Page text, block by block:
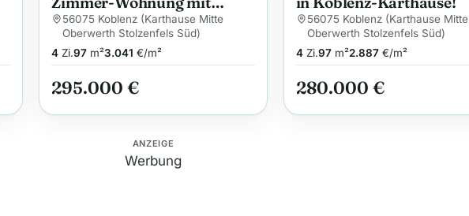
Balkon und
Tiefgaragenstellplatz!
56075 Koblenz (Karthause Mitte
Oberwerth Stolzenfels Süd)
4 Zi.97 m²3.041 €/m²
295.000 €
56075 Koblenz (Karthause Mitte
Oberwerth Stolzenfels Süd)
4Zi.97m²2.887€/m²
280.000 €
ANZEIGE
Werbung